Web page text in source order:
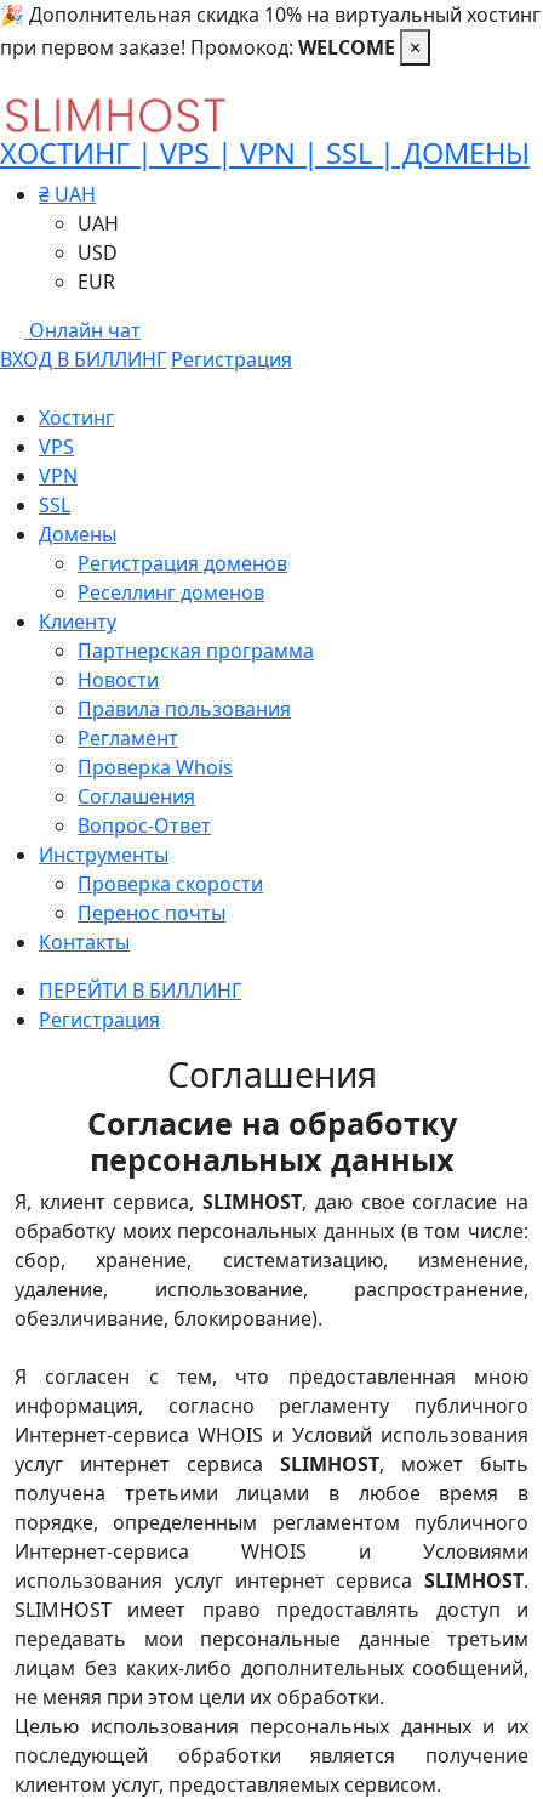
🎉 Дополнительная скидка 10% на виртуальный хостинг
при первом заказе! Промокод: WELCOME ×
ХОСТИНГ | VPS | VPN | SSL | ДОМЕНЫ
₴ UAH
UAH
USD
EUR
Онлайн чат
ВХОД В БИЛЛИНГ Регистрация
Хостинг
VPS
VPN
SSL
Домены
Регистрация доменов
Реселлинг доменов
Клиенту
Партнерская программа
Новости
Правила пользования
Регламент
Проверка Whois
Соглашения
Вопрос-Ответ
Инструменты
Проверка скорости
Перенос почты
Контакты
ПЕРЕЙТИ В БИЛЛИНГ
Регистрация
Соглашения
Согласие на обработку
персональных данных
Я, клиент сервиса,SLIMHOST, даю свое согласие на
обработку моих персональных данных (в том числе:
сбор, хранение, систематизацию, изменение,
удаление, использование, распространение,
обезличивание, блокирование).
Я согласен с тем, что предоставленная мною
информация, согласно регламенту публичного
Интернет-сервиса WHOIS и Условий использования
услуг интернет сервиса SLIMHOST, может быть
получена третьими лицами в любое время в
порядке, определенным регламентом публичного
Интернет-сервиса WHOIS и Условиями
использования услуг интернет сервиса SLIMHOST.
SLIMHOST имеет право предоставлять доступ и
передавать мои персональные данные третьим
лицам без каких-либо дополнительных сообщений,
не меняя при этом цели их обработки.
Целью использования персональных данных и их
последующей обработки является получение
клиентом услуг, предоставляемых сервисом.